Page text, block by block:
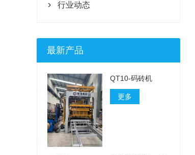
 行业动态
最新产品
QT10-码砖机
更多